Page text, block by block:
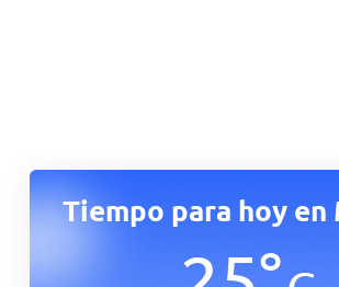
Tiempo para hoy en